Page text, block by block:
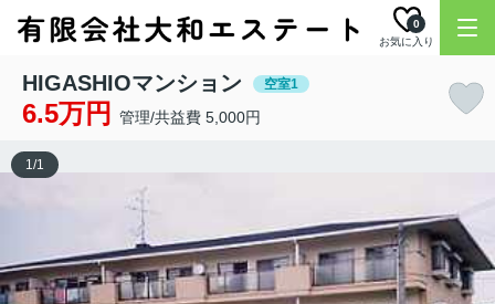
お気に入り
0
HIGASHIOマンション 空室1
6.5万円 管理/共益費 5,000円
1/1